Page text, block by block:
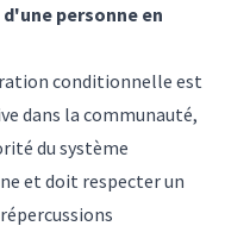
personne en
conditionnelle est
dans la communauté,
du système
et doit respecter un